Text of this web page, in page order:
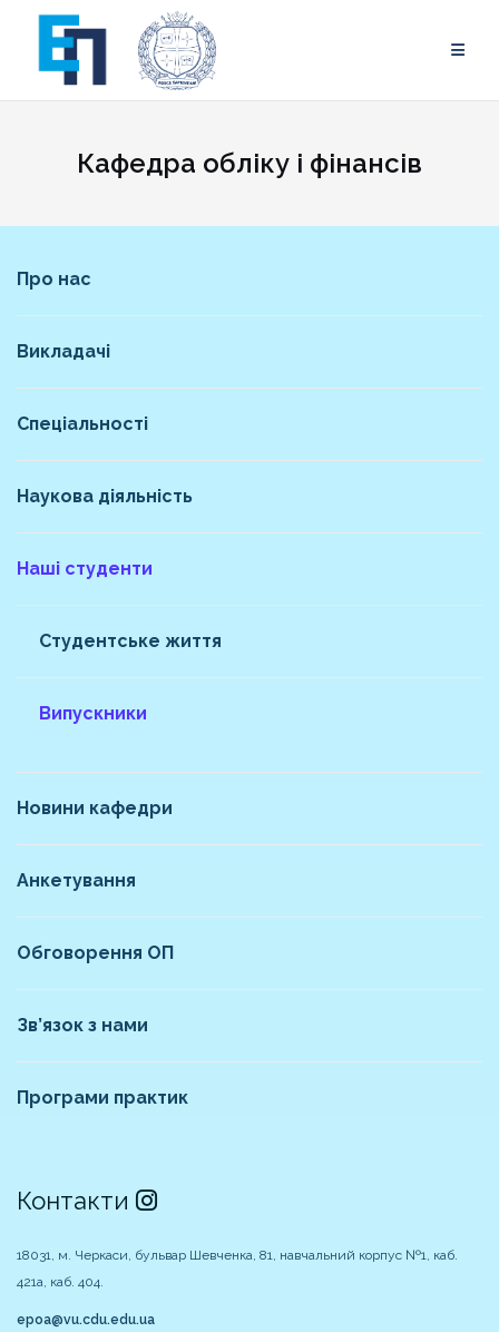
content
Кафедра обліку і фінансів
Про нас
Викладачі
Спеціальності
Наукова діяльність
Наші студенти
Студентське життя
Випускники
Новини кафедри
Анкетування
Обговорення ОП
Зв’язок з нами
Програми практик
Контакти
18031, м. Черкаси, бульвар Шевченка, 81, навчальний корпус №1, каб.
421а, каб. 404.
epoa@vu.cdu.edu.ua